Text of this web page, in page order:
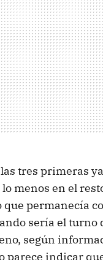
las tres primeras
menos en el
que permanecía
sería el turno
según
parece indicar